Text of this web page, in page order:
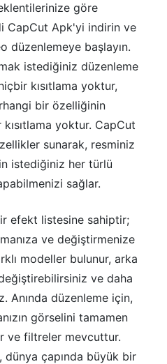
göre
CapCut Apk'yi indirin ve
düzenlemeye başlayın.
istediğiniz düzenleme
kısıtlama yoktur,
bir özelliğinin
kısıtlama yoktur. CapCut
sunarak, resminiz
istediğiniz her türlü
sağlar.
efekt listesine sahiptir;
ve değiştirmenize
modeller bulunur, arka
ve daha
Anında düzenleme için,
görselini tamamen
ve filtreler mevcuttur.
çapında büyük bir